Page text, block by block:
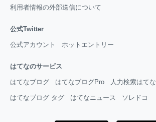
利用者情報の外部送信について
公式Twitter
公式アカウント ホットエントリー
はてなのサービス
はてなブログ はてなブログPro 人力検索はてな
はてなブログ タグ はてなニュース ソレドコ